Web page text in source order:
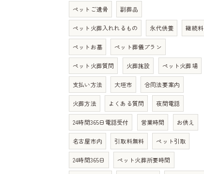
ペットご遺骨 副葬品
ペット火葬入れれるもの 永代供養 継続料
ペットお墓 ペット葬儀プラン
ペット火葬質問 火葬施設 ペット火葬場
支払い方法 大垣市 合同法要案内
火葬方法 よくある質問 夜間電話
24時間365日電話受付 営業時間 お供え
名古屋市内 引取料無料 ペット引取
24時間365日 ペット火葬所要時間